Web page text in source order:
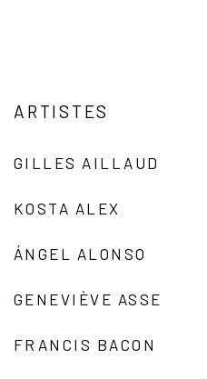
ARTISTES
GILLES AILLAUD
KOSTA ALEX
ÁNGEL ALONSO
GENEVIÈVE ASSE
FRANCIS BACON